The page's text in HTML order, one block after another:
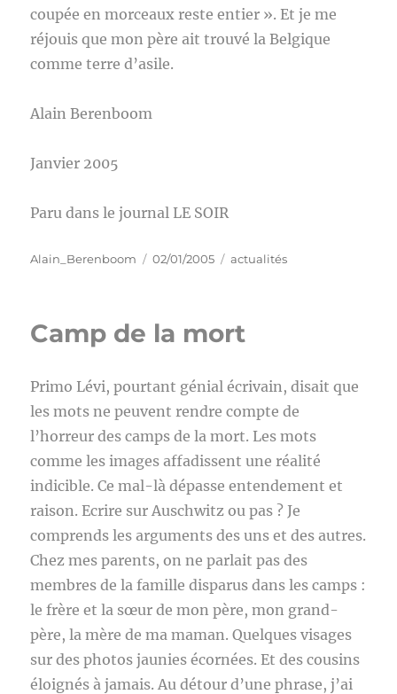
coupée en morceaux reste entier ». Et je me
réjouis que mon père ait trouvé la Belgique
comme terre d’asile.
Alain Berenboom
Janvier 2005
Paru dans le journal LE SOIR
Auteur
Alain_Berenboom
Publié
02/01/2005 Catégories
actualités
Camp de la mort
Primo Lévi, pourtant génial écrivain, disait que
les mots ne peuvent rendre compte de
l’horreur des camps de la mort. Les mots
comme les images affadissent une réalité
indicible. Ce mal-là dépasse entendement et
raison. Ecrire sur Auschwitz ou pas ? Je
comprends les arguments des uns et des autres.
Chez mes parents, on ne parlait pas des
membres de la famille disparus dans les camps :
le frère et la sœur de mon père, mon grand-
père, la mère de ma maman. Quelques visages
sur des photos jaunies écornées. Et des cousins
éloignés à jamais. Au détour d’une phrase, j’ai